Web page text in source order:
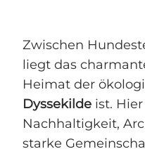
Zwischen
liegt das
Heimat der
Dyssekilde ist.
Nachhaltigkeit,
starke